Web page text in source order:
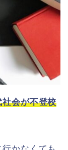
社会が不登校